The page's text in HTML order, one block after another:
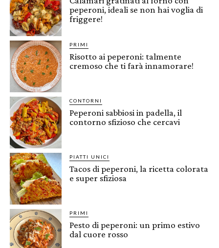
peperoni, ideali se non hai voglia di
friggere!
PRIMI
Risotto ai peperoni: talmente
cremoso che ti farà innamorare!
CONTORNI
Peperoni sabbiosi in padella, il
contorno sfizioso che cercavi
PIATTI UNICI
Tacos di peperoni, la ricetta colorata
e super sfiziosa
PRIMI
Pesto di peperoni: un primo estivo
dal cuore rosso